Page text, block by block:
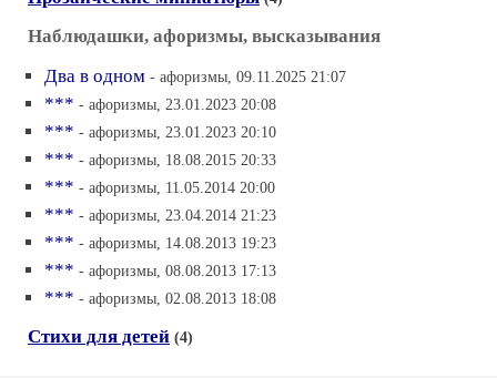
Наблюдашки, афоризмы, высказывания
Два в одном - афоризмы, 09.11.2025 21:07
*** - афоризмы, 23.01.2023 20:08
*** - афоризмы, 23.01.2023 20:10
*** - афоризмы, 18.08.2015 20:33
*** - афоризмы, 11.05.2014 20:00
*** - афоризмы, 23.04.2014 21:23
*** - афоризмы, 14.08.2013 19:23
*** - афоризмы, 08.08.2013 17:13
*** - афоризмы, 02.08.2013 18:08
Стихи для детей (4)